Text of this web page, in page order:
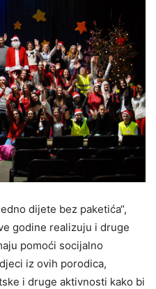
dijete bez paketića“,
godine realizuju i druge
pomoći socijalno
iz ovih porodica,
i druge aktivnosti kako bi